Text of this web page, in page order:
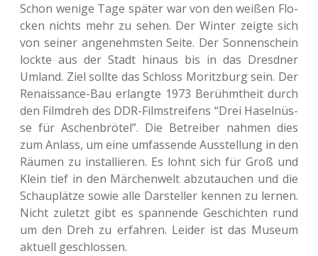
Schon wenige Tage später war von den weißen Flo­
cken nichts mehr zu sehen. Der Winter zeigte sich
von seiner ange­nehms­ten Seite. Der Son­nen­schein
lockte aus der Stadt hinaus bis in das Dresd­ner
Umland. Ziel sollte das Schloss Moritz­burg sein. Der
Renais­sance-Bau erlang­te 1973 Berühmt­heit durch
den Film­dreh des DDR-Film­strei­fens “Drei Hasel­nüs­
se für Aschen­brö­tel”. Die Betrei­ber nahmen dies
zum Anlass, um eine umfas­sen­de Aus­stel­lung in den
Räumen zu instal­lie­ren. Es lohnt sich für Groß und
Klein tief in den Mär­chen­welt abzu­tau­chen und die
Schau­plät­ze sowie alle Dar­stel­ler kennen zu lernen.
Nicht zuletzt gibt es span­nen­de Geschich­ten rund
um den Dreh zu erfah­ren. Leider ist das Museum
aktu­ell geschlossen.